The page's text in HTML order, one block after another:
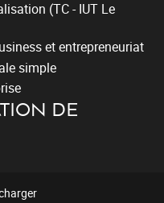
(TC - IUT Le
et entrepreneuriat
simple
DE